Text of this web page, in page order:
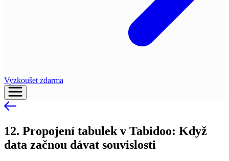
Vyzkoušet zdarma
12. Propojení tabulek v Tabidoo: Když
data začnou dávat souvislosti